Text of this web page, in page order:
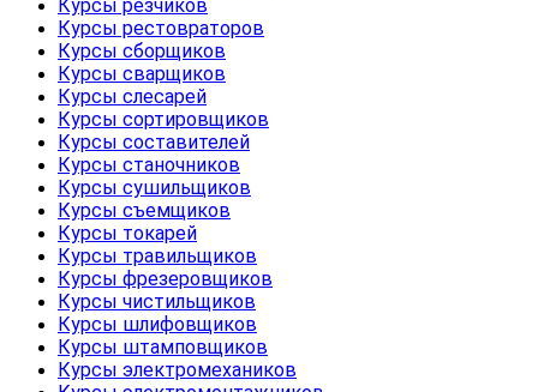
Курсы резчиков
Курсы рестовраторов
Курсы сборщиков
Курсы сварщиков
Курсы слесарей
Курсы сортировщиков
Курсы составителей
Курсы станочников
Курсы сушильщиков
Курсы съемщиков
Курсы токарей
Курсы травильщиков
Курсы фрезеровщиков
Курсы чистильщиков
Курсы шлифовщиков
Курсы штамповщиков
Курсы электромехаников